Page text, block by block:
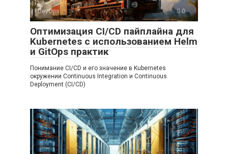
DevOps 0
Оптимизация CI/CD пайплайна для
Kubernetes с использованием Helm
и GitOps практик
Понимание CI/CD и его значение в Kubernetes
окружении Continuous Integration и Continuous
Deployment (CI/CD)